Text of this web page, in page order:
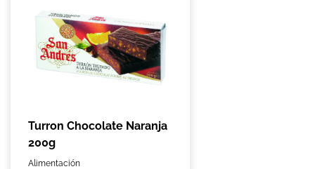
Turron Chocolate Naranja
200g
Alimentación